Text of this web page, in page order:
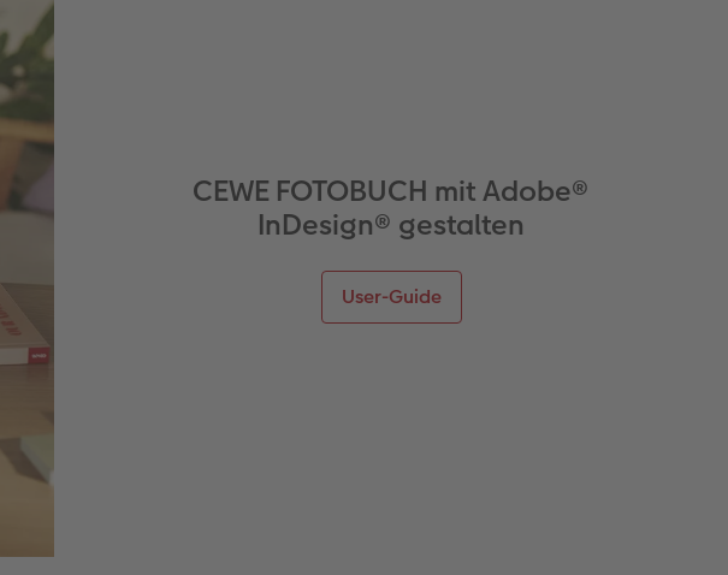
CEWE FOTOBUCH mit Adobe®
InDesign® gestalten
User-Guide